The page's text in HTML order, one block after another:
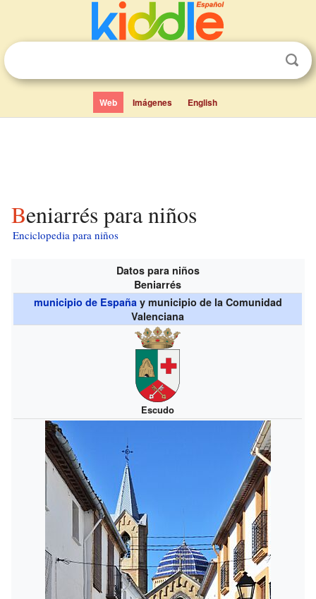
Web Imágenes English
Beniarrés para niños
Enciclopedia para niños
Datos para niños
Beniarrés
municipio de España y municipio de la Comunidad
Valenciana
Escudo